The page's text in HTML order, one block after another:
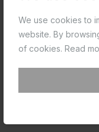
We use cookies to
website. By
of cookies. Read
Product Data
Product